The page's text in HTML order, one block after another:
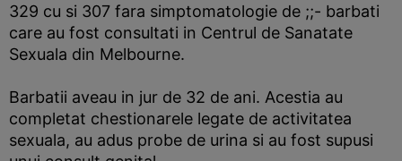
329 cu si 307 fara simptomatologie de ;;- barbati
care au fost consultati in Centrul de Sanatate
Sexuala din Melbourne.
Barbatii aveau in jur de 32 de ani. Acestia au
completat chestionarele legate de activitatea
sexuala, au adus probe de urina si au fost supusi